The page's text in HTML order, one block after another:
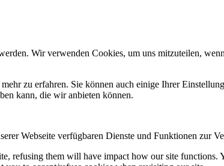
Wir verwenden Cookies, um uns mitzuteilen,
zu erfahren. Sie können auch einige Ihrer
kann, die wir anbieten können.
Webseite verfügbaren Dienste und Funktionen zur
refusing them will have impact how our site